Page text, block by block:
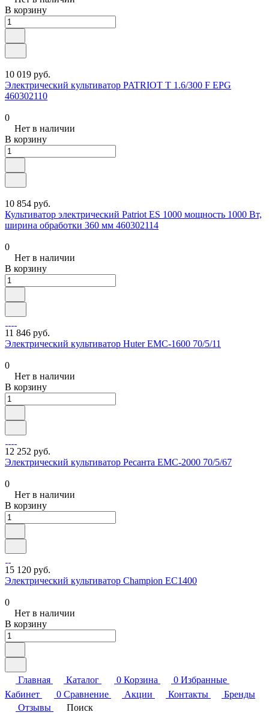
В корзину
10 019 руб.
Электрический культиватор PATRIOT T 1.6/300 F EPG
460302110
0
Нет в наличии
В корзину
10 854 руб.
Культиватор электрический Patriot ES 1000 мощность 1000 Вт,
ширина обработки 360 мм 460302114
0
Нет в наличии
В корзину
11 846 руб.
Электрический культиватор Huter EMC-1600 70/5/11
0
Нет в наличии
В корзину
12 252 руб.
Электрический культиватор Ресанта ЕМС-2000 70/5/67
0
Нет в наличии
В корзину
15 120 руб.
Электрический культиватор Champion EC1400
0
Нет в наличии
В корзину
Главная Каталог 0 Корзина 0 Избранные
Кабинет
0 Сравнение Акции Контакты
Бренды
Отзывы
Поиск